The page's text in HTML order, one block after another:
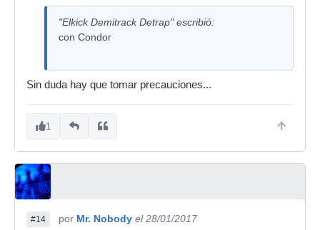
"Elkick Demitrack Detrap" escribió:
con Condor
Sin duda hay que tomar precauciones...
1
#14 por Mr. Nobody el 28/01/2017